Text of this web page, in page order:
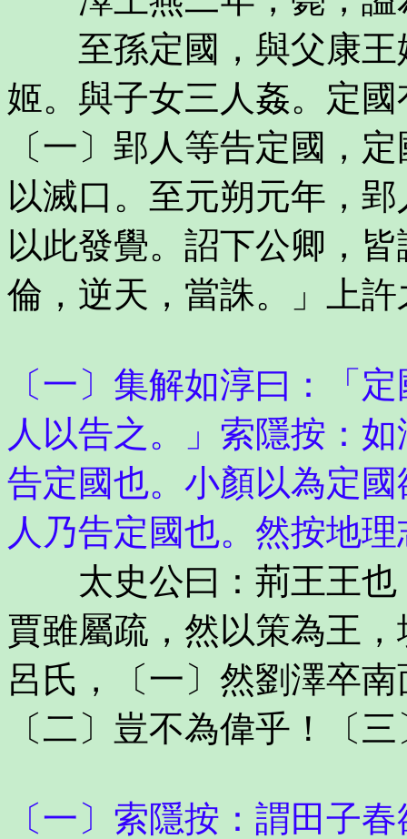
至孫定國，與父康王
姬。與子女三人姦。定
〔一〕郢人等告定國，
以滅口。至元朔元年，
以此發覺。詔下公卿，
倫，逆天，當誅。」上
〔一〕集解如淳曰：「
人以告之。」索隱按：
告定國也。小顏以為定
人乃告定國也。然按地
太史公曰：荊王王也
賈雖屬疏，然以策為王
呂氏，〔一〕然劉澤卒
〔二〕豈不為偉乎！〔三
〔一〕索隱按：謂田子